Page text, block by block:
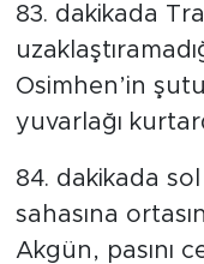
83. dakikada
Osimhen’in
yuvarlağı
84. dakikada
sahasına
Akgün, pasını